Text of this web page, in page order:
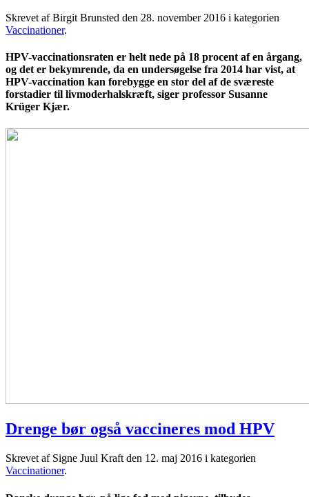
Skrevet af Birgit Brunsted den 28. november 2016 i kategorien
Vaccinationer.
HPV-vaccinationsraten er helt nede på 18 procent af en årgang,
og det er bekymrende, da en undersøgelse fra 2014 har vist, at
HPV-vaccination kan forebygge en stor del af de sværeste
forstadier til livmoderhalskræft, siger professor Susanne
Krüger Kjær.
Drenge bør også vaccineres mod HPV
Skrevet af Signe Juul Kraft den 12. maj 2016 i kategorien
Vaccinationer.